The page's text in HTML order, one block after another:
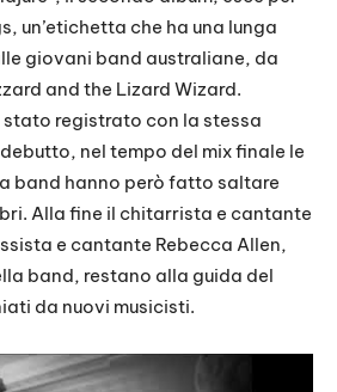
un’etichetta che ha una lunga
giovani band australiane, da
and the Lizard Wizard.
stato registrato con la stessa
nel tempo del mix finale le
band hanno però fatto saltare
Alla fine il chitarrista e cantante
e cantante Rebecca Allen,
band, restano alla guida del
da nuovi musicisti.